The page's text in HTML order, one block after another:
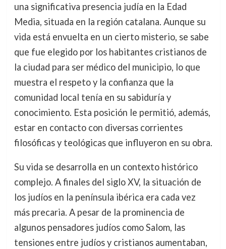
una significativa presencia judía en la Edad
Media, situada en la región catalana. Aunque su
vida está envuelta en un cierto misterio, se sabe
que fue elegido por los habitantes cristianos de
la ciudad para ser médico del municipio, lo que
muestra el respeto y la confianza que la
comunidad local tenía en su sabiduría y
conocimiento. Esta posición le permitió, además,
estar en contacto con diversas corrientes
filosóficas y teológicas que influyeron en su obra.
Su vida se desarrolla en un contexto histórico
complejo. A finales del siglo XV, la situación de
los judíos en la península ibérica era cada vez
más precaria. A pesar de la prominencia de
algunos pensadores judíos como Salom, las
tensiones entre judíos y cristianos aumentaban,